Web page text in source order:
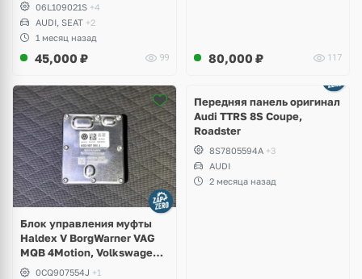
06L109021S +4
AUDI, SEAT +2
1 месяц назад
45,000 ₽ 99 80,000 ₽ 117
Блок управления муфты
Haldex V BorgWarner VAG
MQB 4Motion, Volkswagen
Tiguan
0CQ907554J +1
2 фото
Передняя панель оригинал
Audi TTRS 8S Coupe,
Roadster
8S7805594A +3
AUDI
2 месяца назад